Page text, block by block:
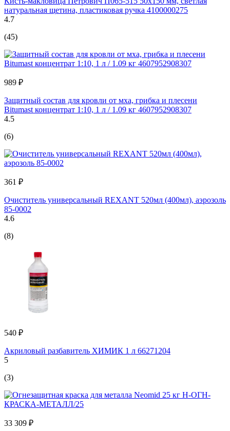
натуральная щетина, пластиковая ручка 4100000275
4.7
(45)
989 ₽
Защитный состав для кровли от мха, грибка и плесени
Bitumast концентрат 1:10, 1 л / 1.09 кг 4607952908307
4.5
(6)
361 ₽
Очиститель универсальный REXANT 520мл (400мл), аэрозоль
85-0002
4.6
(8)
540 ₽
Акриловый разбавитель ХИМИК 1 л 66271204
5
(3)
33 309 ₽